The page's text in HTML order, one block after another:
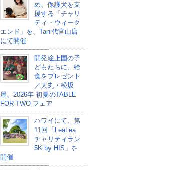
め、保護犬を支
援する「チャリ
ティ・ウィーク
エンド」を、Tani代官山店
にて開催
開発途上国の⼦
どもたちに、給
⾷をプレゼント
／大丸・松坂
屋、2026年 初夏のTABLE
FOR TWO フェア
ハワイにて、第
11回「LeaLea
チャリティラン
5K by HIS」を
開催